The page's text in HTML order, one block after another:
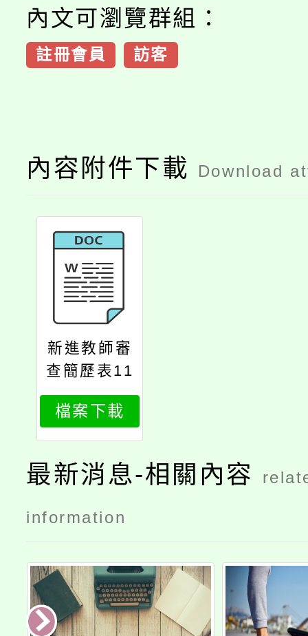
內文可瀏覽群組：
註冊會員 訪客
內容附件下載 Download
新進教師審
查簡歷表11
30517
檔案下載
最新消息-相關內容
information